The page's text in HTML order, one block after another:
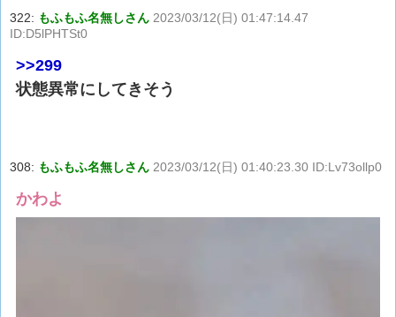
322: もふもふ名無しさん 2023/03/12(日) 01:47:14.47
ID:D5lPHTSt0
>>299
状態異常にしてきそう
308: もふもふ名無しさん 2023/03/12(日) 01:40:23.30 ID:Lv73ollp0
かわよ